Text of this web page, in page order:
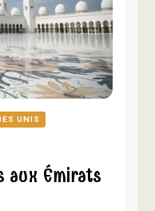
UNIS
aux Émirats